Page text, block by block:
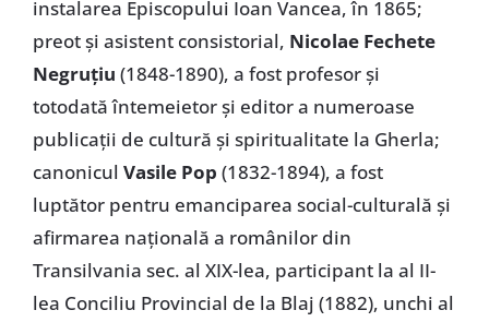
instalarea Episcopului Ioan Vancea, în 1865;
preot și asistent consistorial, Nicolae Fechete
Negruțiu (1848-1890), a fost profesor și
totodată întemeietor și editor a numeroase
publicații de cultură și spiritualitate la Gherla;
canonicul Vasile Pop (1832-1894), a fost
luptător pentru emanciparea social-culturală și
afirmarea națională a românilor din
Transilvania sec. al XIX-lea, participant la al II-
lea Conciliu Provincial de la Blaj (1882), unchi al